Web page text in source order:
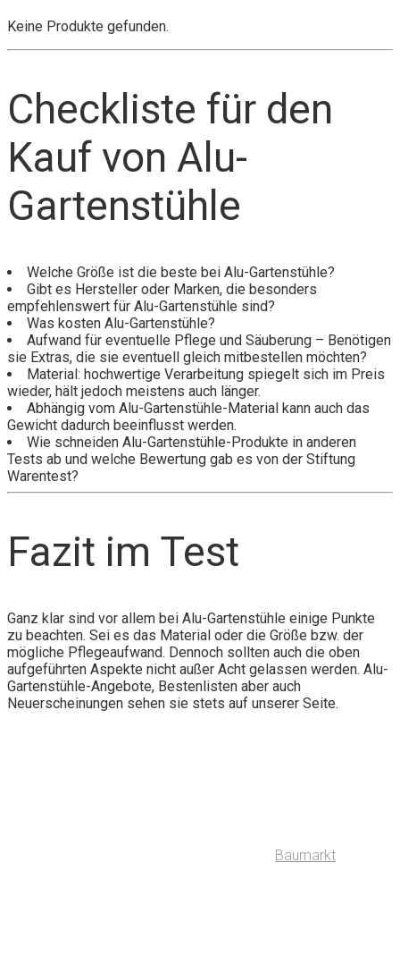
Keine Produkte gefunden.
Checkliste für den
Kauf von Alu-
Gartenstühle
Welche Größe ist die beste bei Alu-Gartenstühle?
Gibt es Hersteller oder Marken, die besonders
empfehlenswert für Alu-Gartenstühle sind?
Was kosten Alu-Gartenstühle?
Aufwand für eventuelle Pflege und Säuberung – Benötigen
sie Extras, die sie eventuell gleich mitbestellen möchten?
Material: hochwertige Verarbeitung spiegelt sich im Preis
wieder, hält jedoch meistens auch länger.
Abhängig vom Alu-Gartenstühle-Material kann auch das
Gewicht dadurch beeinflusst werden.
Wie schneiden Alu-Gartenstühle-Produkte in anderen
Tests ab und welche Bewertung gab es von der Stiftung
Warentest?
Fazit im Test
Ganz klar sind vor allem bei Alu-Gartenstühle einige Punkte
zu beachten. Sei es das Material oder die Größe bzw. der
mögliche Pflegeaufwand. Dennoch sollten auch die oben
aufgeführten Aspekte nicht außer Acht gelassen werden. Alu-
Gartenstühle-Angebote, Bestenlisten aber auch
Neuerscheinungen sehen sie stets auf unserer Seite.
Baumarkt